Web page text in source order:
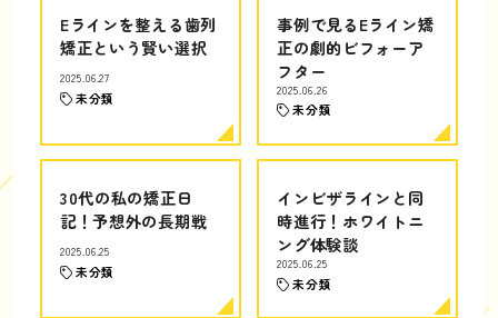
Eラインを整える歯列
矯正という賢い選択
2025.06.27
未分類
事例で見るEライン矯
正の劇的ビフォーア
フター
2025.06.26
未分類
30代の私の矯正日
記！予想外の長期戦
2025.06.25
未分類
インビザラインと同
時進行！ホワイトニ
ング体験談
2025.06.25
未分類